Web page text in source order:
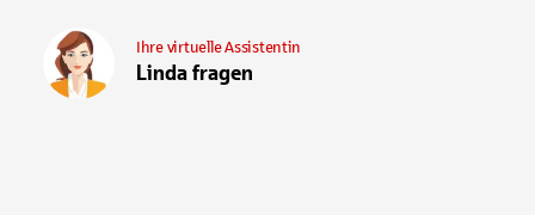
Linda fragen
Ihre virtuelle Assistentin